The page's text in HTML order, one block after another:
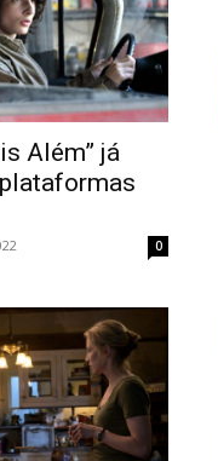
Além” já
0